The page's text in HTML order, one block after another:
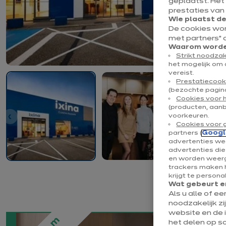
prestaties van
Wie plaatst
De cookies
met partners”
Waarom
Strikt
het mogelijk om
vereist.
(bezochte
Cookies voor
(producten,
voorkeuren.
Cookies voor
partners (
advertenties
advertenties die
en worden
trackers maken
krijgt te
Wat gebeurt
Als u alle of
noodzakelijk
website en de
het delen op